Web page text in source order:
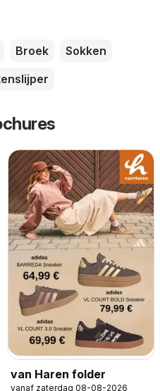
Broek
Sokken
van Haren folder
vanaf zaterdag 08-08-2026